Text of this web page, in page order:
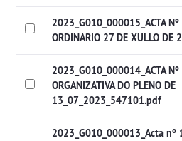
2023_G010_000015_ACTA Nº
ORDINARIO 27 DE XULLO
2023_G010_000014_ACTA
ORGANIZATIVA DO PLENO DE
13_07_2023_547101.pdf
2023_G010_000013_Acta nº